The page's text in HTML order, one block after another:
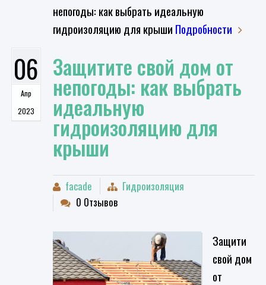
непогоды: как выбрать идеальную
гидроизоляцию для крыши Подробности
06
Апр
2023
​Защитите свой дом от
непогоды: как выбрать
идеальную
гидроизоляцию для
крыши
facade
Гидроизоляция
0 Отзывов
​Защити
свой дом
от